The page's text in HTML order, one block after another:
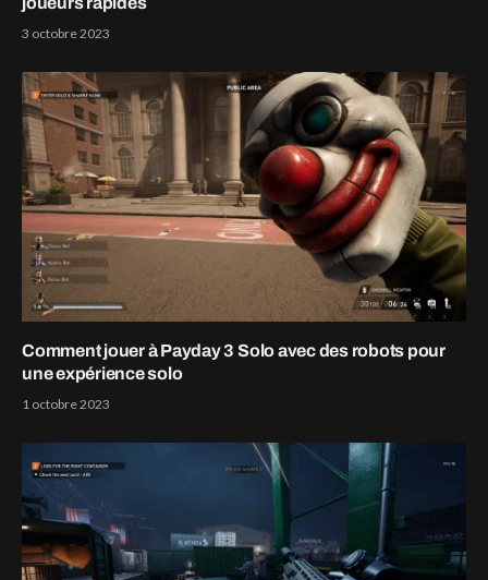
3 octobre 2023
Comment jouer à Payday 3 Solo avec des robots pour
une expérience solo
1 octobre 2023